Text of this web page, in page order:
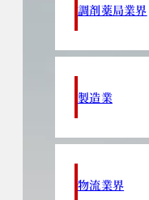
調剤薬局業界
製造業
物流業界